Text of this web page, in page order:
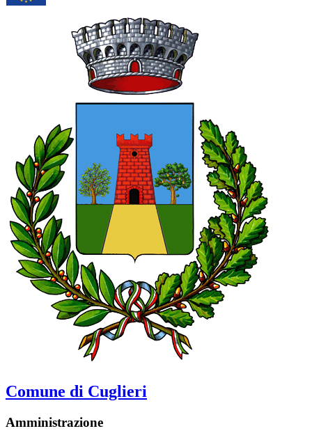
Comune di Cuglieri
Amministrazione